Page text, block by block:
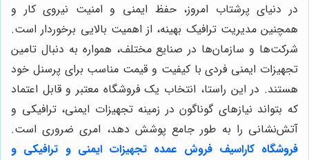
در دنیای پرشتاب امروز، حفظ ایمنی و امنیت نیروی کار و
همچنین مدیریت ترافیک بهینه، از اهمیت بالایی برخوردار است.
شرکت‌ها و سازمان‌ها در صنایع مختلف، همواره به دنبال تامین
تجهیزات ایمنی فردی با کیفیت و قیمت مناسب برای پرسنل خود
هستند. در این راستا، انتخاب یک فروشگاه معتبر و قابل اعتماد
که بتواند نیازهای گوناگون در زمینه تجهیزات ایمنی، ترافیکی و
آتش‌نشانی را به طور جامع پوشش دهد، امری ضروری است.
فروشگاه کاراسیف فروش عمده تجهیزات ایمنی و ترافیکی و